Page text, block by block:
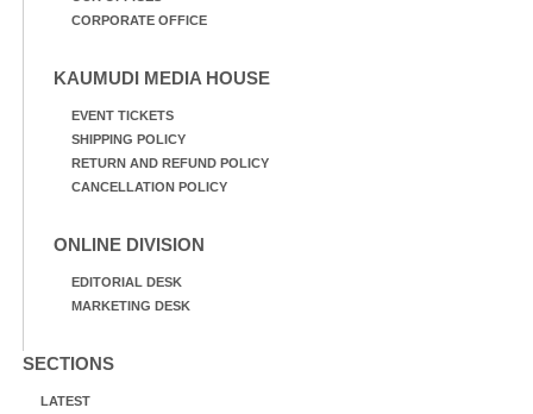
CORPORATE OFFICE
KAUMUDI MEDIA HOUSE
EVENT TICKETS
SHIPPING POLICY
RETURN AND REFUND POLICY
CANCELLATION POLICY
ONLINE DIVISION
EDITORIAL DESK
MARKETING DESK
SECTIONS
LATEST